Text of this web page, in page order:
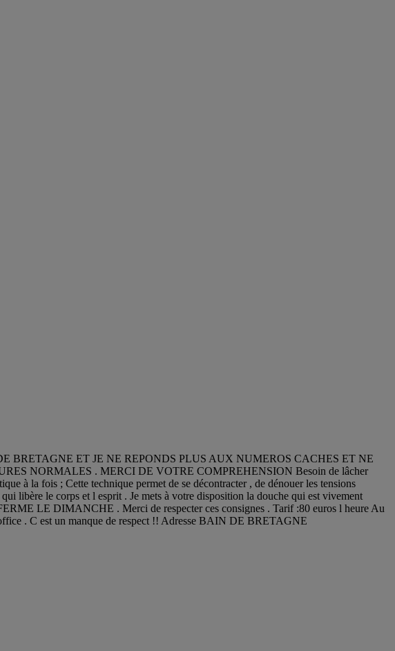
BRETAGNE ET JE NE REPONDS PLUS AUX NUMEROS CACHES ET NE
NORMALES . MERCI DE VOTRE COMPREHENSION Besoin de lâcher
à la fois ; Cette technique permet de se décontracter , de dénouer les tensions
libère le corps et l esprit . Je mets à votre disposition la douche qui est vivement
LE DIMANCHE . Merci de respecter ces consignes . Tarif :80 euros l heure Au
. C est un manque de respect !! Adresse BAIN DE BRETAGNE